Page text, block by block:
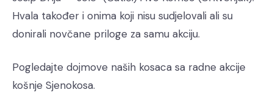
Hvala također i onima koji nisu sudjelovali ali su
donirali novčane priloge za samu akciju.
Pogledajte dojmove naših kosaca sa radne akcije
košnje Sjenokosa.